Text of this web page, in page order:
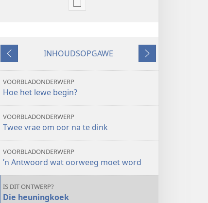
Aflaai-
ONTWAAK!
lewe
Vorige
INHOUDSOPGAWE
Volgende
VOORBLADONDERWERP
Hoe het lewe begin?
VOORBLADONDERWERP
Twee vrae om oor na te dink
VOORBLADONDERWERP
’n Antwoord wat oorweeg moet word
IS DIT ONTWERP?
Die heuningkoek